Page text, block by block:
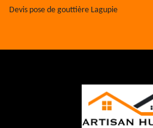
Devis pose de gouttière Lagupie